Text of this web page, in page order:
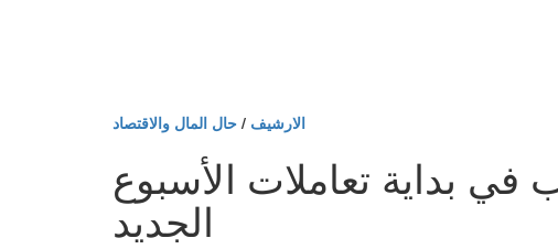
الارشيف / حال المال والاقتصاد
في بداية تعاملات الأسبوع
الجديد